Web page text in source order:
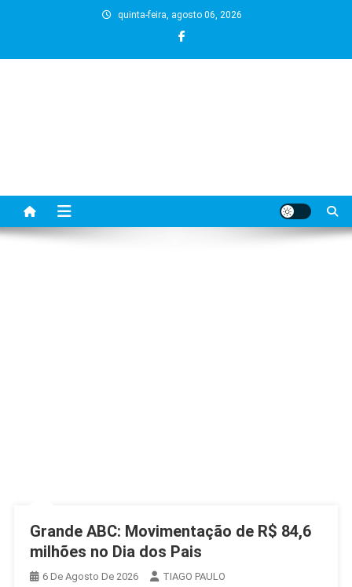
quinta-feira, agosto 06, 2026
Grande ABC: Movimentação de R$ 84,6
milhões no Dia dos Pais
6 De Agosto De 2026
TIAGO PAULO